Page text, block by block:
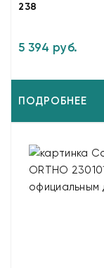
238
5 394 руб.
ПОДРОБНЕЕ